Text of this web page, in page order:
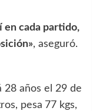
en cada partido,
, aseguró.
28 años el 29 de
pesa 77 kgs,